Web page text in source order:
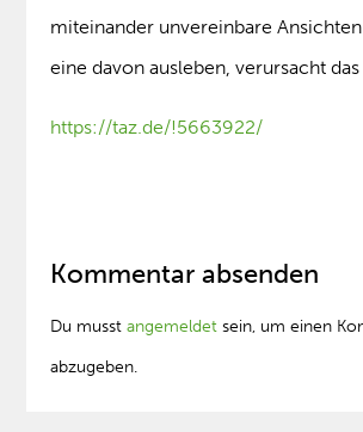
miteinander unvereinbare
eine davon ausleben, verursacht das
https://taz.de/!5663922/
Kommentar absenden
Du musstangemeldet sein, um einen
abzugeben.